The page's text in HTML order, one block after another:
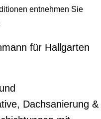
entnehmen Sie
für Hallgarten
Dachsanierung &